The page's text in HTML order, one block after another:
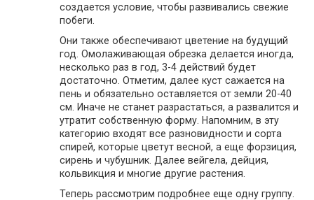
создается условие, чтобы развивались свежие
побеги.
Они также обеспечивают цветение на будущий
год. Омолаживающая обрезка делается иногда,
несколько раз в год, 3-4 действий будет
достаточно. Отметим, далее куст сажается на
пень и обязательно оставляется от земли 20-40
см. Иначе не станет разрастаться, а развалится и
утратит собственную форму. Напомним, в эту
категорию входят все разновидности и сорта
спирей, которые цветут весной, а еще форзиция,
сирень и чубушник. Далее вейгела, дейция,
кольвикция и многие другие растения.
Теперь рассмотрим подробнее еще одну группу.